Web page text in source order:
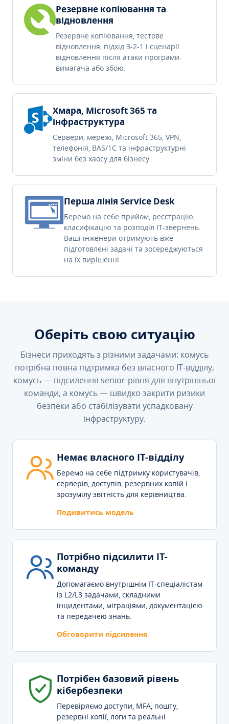
Резервне копіювання та
відновлення
Резервне копіювання, тестове
відновлення, підхід 3-2-1 і сценарії
відновлення після атаки програми-
вимагача або збою.
Хмара, Microsoft 365 та
інфраструктура
Сервери, мережі, Microsoft 365, VPN,
телефонія, BAS/1C та інфраструктурні
зміни без хаосу для бізнесу.
Перша лінія Service Desk
Беремо на себе прийом, реєстрацію,
класифікацію та розподіл IT-звернень.
Ваші інженери отримують вже
підготовлені задачі та зосереджуються
на їх вирішенні.
Оберіть свою ситуацію
Бізнеси приходять з різними задачами: комусь
потрібна повна підтримка без власного IT-відділу,
комусь — підсилення senior-рівня для внутрішньої
команди, а комусь — швидко закрити ризики
безпеки або стабілізувати успадковану
інфраструктуру.
Немає власного IT-відділу
Беремо на себе підтримку користувачів,
серверів, доступів, резервних копій і
зрозумілу звітність для керівництва.
Подивитись модель
Потрібно підсилити IT-
команду
Допомагаємо внутрішнім IT-спеціалістам
із L2/L3 задачами, складними
інцидентами, міграціями, документацією
та передачею знань.
Обговорити підсилення
Потрібен базовий рівень
кібербезпеки
Перевіряємо доступи, MFA, пошту,
резервні копії, логи та реальні